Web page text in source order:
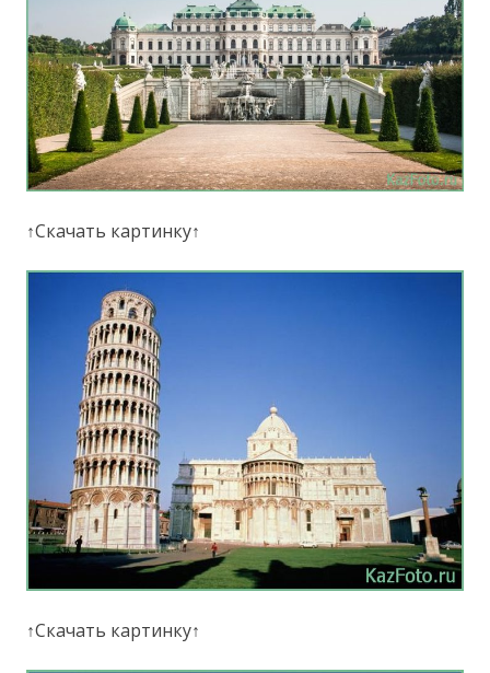
↑Скачать картинку↑
↑Скачать картинку↑